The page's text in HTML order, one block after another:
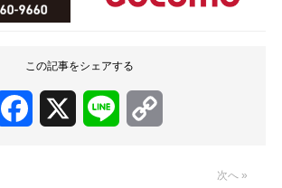
この記事をシェアする
Facebook Line
次へ »